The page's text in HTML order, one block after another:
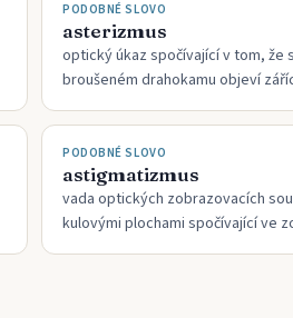
PODOBNÉ SLOVO
asterizmus
optický úkaz spočívající v tom, že
broušeném drahokamu objeví
PODOBNÉ SLOVO
astigmatizmus
vada optických zobrazovacích
kulovými plochami spočívající ve
bodů ležících mimo optickou osu